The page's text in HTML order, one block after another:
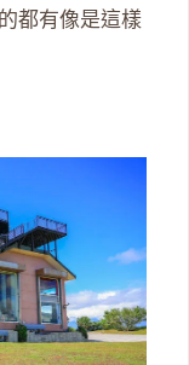
都有像是這樣